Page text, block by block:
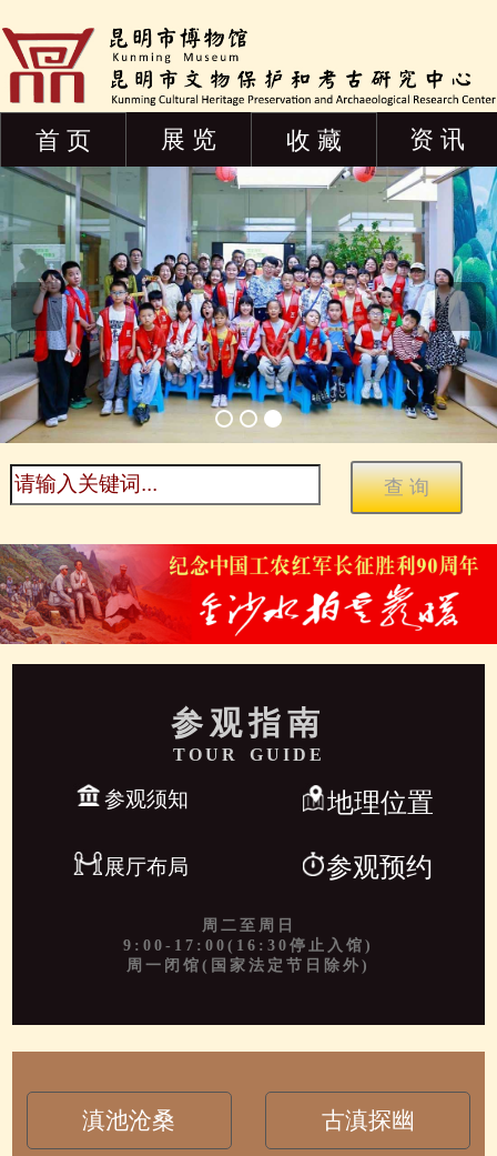
首 页 展 览 收 藏 资 讯
参观指南
TOUR GUIDE
参观须知 地理位置
展厅布局 参观预约
周二至周日
9:00-17:00(16:30停止入馆)
周一闭馆(国家法定节日除外)
滇池沧桑 古滇探幽